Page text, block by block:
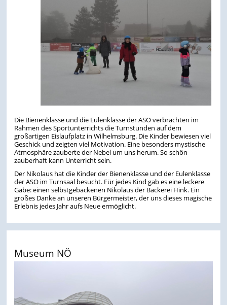
Die Bienenklasse und die Eulenklasse der ASO verbrachten im
Rahmen des Sportunterrichts die Turnstunden auf dem
großartigen Eislaufplatz in Wilhelmsburg. Die Kinder bewiesen viel
Geschick und zeigten viel Motivation. Eine besonders mystische
Atmosphäre zauberte der Nebel um uns herum. So schön
zauberhaft kann Unterricht sein.
Der Nikolaus hat die Kinder der Bienenklasse und der Eulenklasse
der ASO im Turnsaal besucht. Für jedes Kind gab es eine leckere
Gabe: einen selbstgebackenen Nikolaus der Bäckerei Hink. Ein
großes Danke an unseren Bürgermeister, der uns dieses magische
Erlebnis jedes Jahr aufs Neue ermöglicht.
Museum NÖ